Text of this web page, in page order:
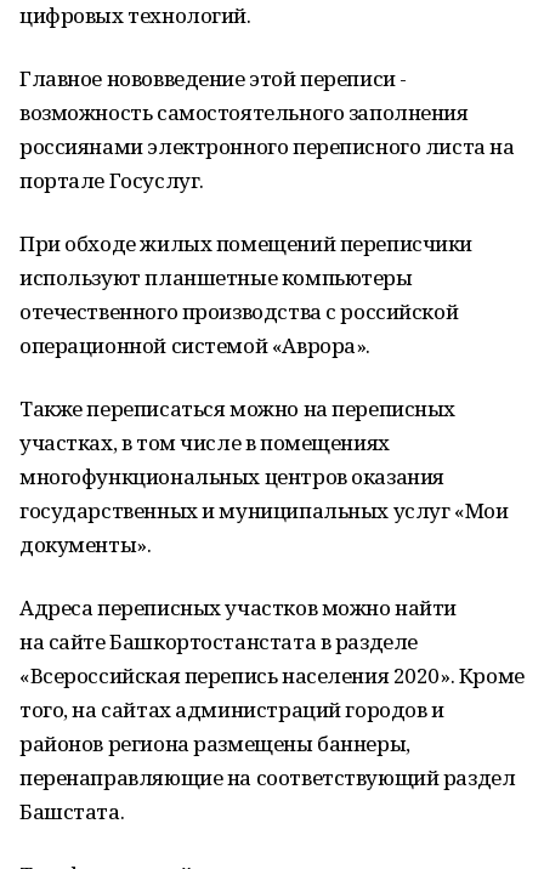
цифровых технологий.
Главное нововведение этой переписи -
возможность самостоятельного заполнения
россиянами электронного переписного листа на
портале Госуслуг.
При обходе жилых помещений переписчики
используют планшетные компьютеры
отечественного производства с российской
операционной системой «Аврора».
Также переписаться можно на переписных
участках, в том числе в помещениях
многофункциональных центров оказания
государственных и муниципальных услуг «Мои
документы».
Адреса переписных участков можно найти
на сайте Башкортостанстата в разделе
«Всероссийская перепись населения 2020». Кроме
того, на сайтах администраций городов и
районов региона размещены баннеры,
перенаправляющие на соответствующий раздел
Башстата.